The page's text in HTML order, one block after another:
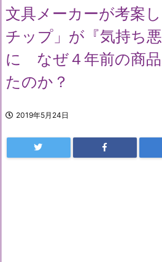
文具メーカーが考案
チップ」が『気持ち
に なぜ４年前の商品
たのか？
2019年5月24日